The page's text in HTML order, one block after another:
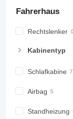
Fahrerhaus
Rechtslenker
Kabinentyp
Schlafkabine
Airbag
Standheizung